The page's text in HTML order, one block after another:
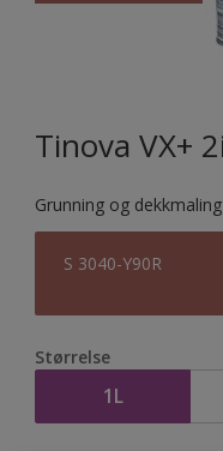
Tinova VX+
Grunning og
S 3040-Y90R
Størrelse
1L